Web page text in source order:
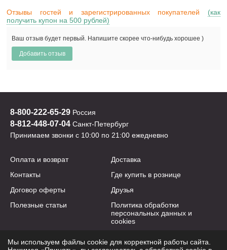
Отзывы гостей и зарегистрированных покупателей (как
получить купон на 500 рублей)
Ваш отзыв будет первый. Напишите скорее что-нибудь хорошее )
8-800-222-65-29 Россия
8-812-448-07-04 Санкт-Петербург
Принимаем звонки с 10:00 по 21:00 ежедневно
Оплата и возврат
Доставка
Контакты
Где купить в рознице
Договор оферты
Друзья
Полезные статьи
Политика обработки
персональных данных и
cookies
2009-2026 © yogastuff.ru
Мы используем файлы cookie для корректной работы сайта.